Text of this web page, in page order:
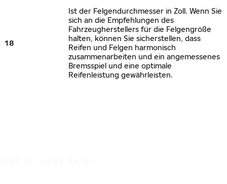
18
Ist der Felgendurchmesser in Zoll. Wenn Sie
sich an die Empfehlungen des
Fahrzeugherstellers für die Felgengröße
halten, können Sie sicherstellen, dass
Reifen und Felgen harmonisch
zusammenarbeiten und ein angemessenes
Bremsspiel und eine optimale
Reifenleistung gewährleisten.